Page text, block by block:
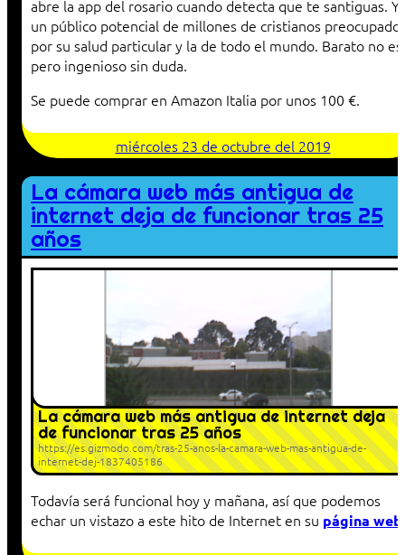
abre la app del rosario cuando detecta que te santiguas. Y
un público potencial de millones de cristianos
por su salud particular y la de todo el mundo. Barato no es,
pero ingenioso sin duda.
Se puede comprar en Amazon Italia por unos 100 €.
miércoles 23 de octubre del 2019
La cámara web más antigua de
internet deja de funcionar tras 25
años
La cámara web más antigua de internet deja
de funcionar tras 25 años
https://es.gizmodo.com/tras-25-anos-la-camara-web-mas-antigua-de-
internet-dej-1837405186
Todavía será funcional hoy y mañana, así que podemos
echar un vistazo a este hito de Internet en su página web